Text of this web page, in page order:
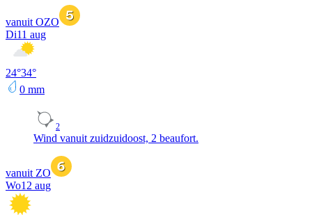
vanuit OZO
Di11 aug
24°34°
0 mm
2
Wind vanuit zuidzuidoost, 2 beaufort.
vanuit ZO
Wo12 aug